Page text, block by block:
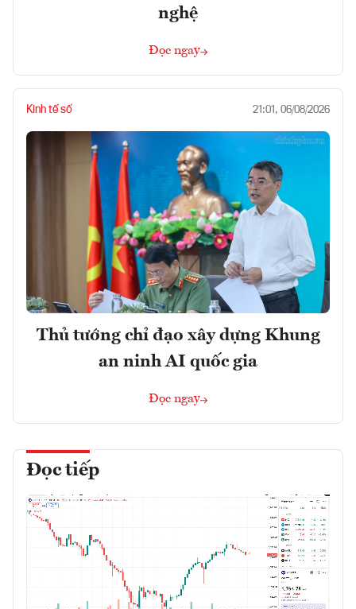
nghệ
Đọc ngay
Kinh tế số 21:01, 06/08/2026
Thủ tướng chỉ đạo xây dựng Khung
an ninh AI quốc gia
Đọc ngay
Đọc tiếp